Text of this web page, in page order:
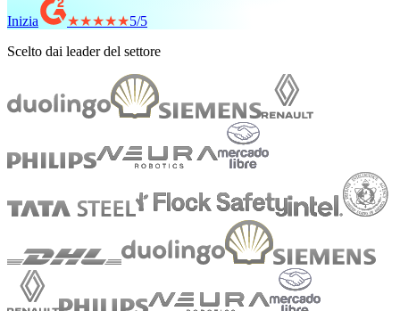
Inizia ★★★★★5/5
Scelto dai leader del settore